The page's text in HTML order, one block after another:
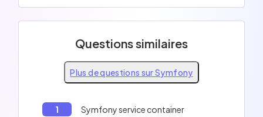
Questions similaires
Plus de questions sur Symfony
1 Symfony service container